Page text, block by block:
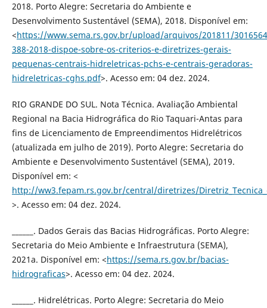
2018. Porto Alegre: Secretaria do Ambiente e
Desenvolvimento Sustentável (SEMA), 2018. Disponível em:
<https://www.sema.rs.gov.br/upload/arquivos/201811/
388-2018-dispoe-sobre-os-criterios-e-diretrizes-gerais-
pequenas-centrais-hidreletricas-pchs-e-centrais-geradoras-
hidreletricas-cghs.pdf>. Acesso em: 04 dez. 2024.
RIO GRANDE DO SUL. Nota Técnica. Avaliação Ambiental
Regional na Bacia Hidrográfica do Rio Taquari-Antas para
fins de Licenciamento de Empreendimentos Hidrelétricos
(atualizada em julho de 2019). Porto Alegre: Secretaria do
Ambiente e Desenvolvimento Sustentável (SEMA), 2019.
Disponível em: <
http://ww3.fepam.rs.gov.br/central/diretrizes/
>. Acesso em: 04 dez. 2024.
______. Dados Gerais das Bacias Hidrográficas. Porto Alegre:
Secretaria do Meio Ambiente e Infraestrutura (SEMA),
2021a. Disponível em: <https://sema.rs.gov.br/bacias-
hidrograficas>. Acesso em: 04 dez. 2024.
______. Hidrelétricas. Porto Alegre: Secretaria do Meio